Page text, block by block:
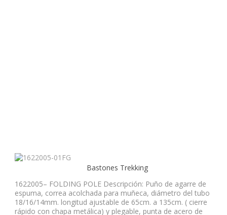
Bastones Trekking
1622005– FOLDING POLE Descripción: Puño de agarre de
espuma, correa acolchada para muñeca, diámetro del tubo
18/16/14mm. longitud ajustable de 65cm. a 135cm. ( cierre
rápido con chapa metálica) y plegable, punta de acero de